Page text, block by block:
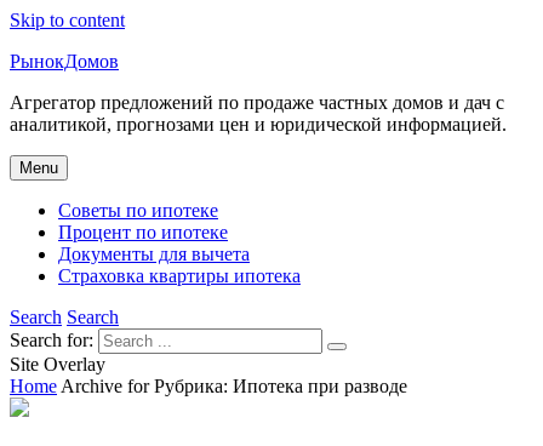
Skip to content
РынокДомов
Агрегатор предложений по продаже частных домов и дач с
аналитикой, прогнозами цен и юридической информацией.
Menu
Советы по ипотеке
Процент по ипотеке
Документы для вычета
Страховка квартиры ипотека
Search Search
Search for:
Site Overlay
Home Archive forРубрика: Ипотека при разводе